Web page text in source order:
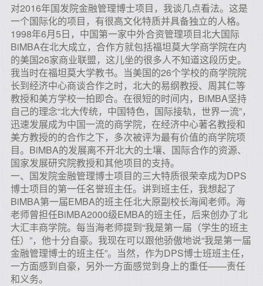
对2016年国发院金融管理博士项目，我谈几点看法。这是
一个国际化的项目，有很高文化特质并具备独立的人格。
1998年6月5日，中国第一家中外合资管理项目北大国际
BiMBA在北大成立，合作方就包括福坦莫大学商学院在内
的美国26家商业联盟，这儿坐的很多人不知道这段历史。
我当时在福坦莫大学教书。当美国的26个学校的商学院院
长到经济中心商谈合作之时，北大的易纲教授、周其仁等
教授和美方学校一拍即合。在很短的时间内，BiMBA坚持
自己的理念“北大传统，中国特色，国际接轨，世界一流”，
迅速发展成为中国一流的商学院，在经济中心著名教授和
美方教授的的合作之下，多次被评为最有价值的商学院项
目。BiMBA的发展离不开北大的土壤、国际合作的资源、
国家发展研究院教授和其他项目的支持。
一、国发院金融管理博士项目的三大特质很荣幸成为DPS
博士项目的第一任名誉班主任。讲到班主任，我想起了
BiMBA第一届EMBA的班主任北大原副校长海闻老师。海
老师曾担任BiMBA2000级EMBA的班主任，后来创办了北
大汇丰商学院。每当海老师提到“我是第一届（学生的班主
任）”，他十分自豪。我现在可以跟他骄傲地说“我是第一届
金融管理博士的班主任”。当然，作为DPS博士班班主任，
一方面感到自豪，另外一方面感觉到身上的重任——责任
和义务。